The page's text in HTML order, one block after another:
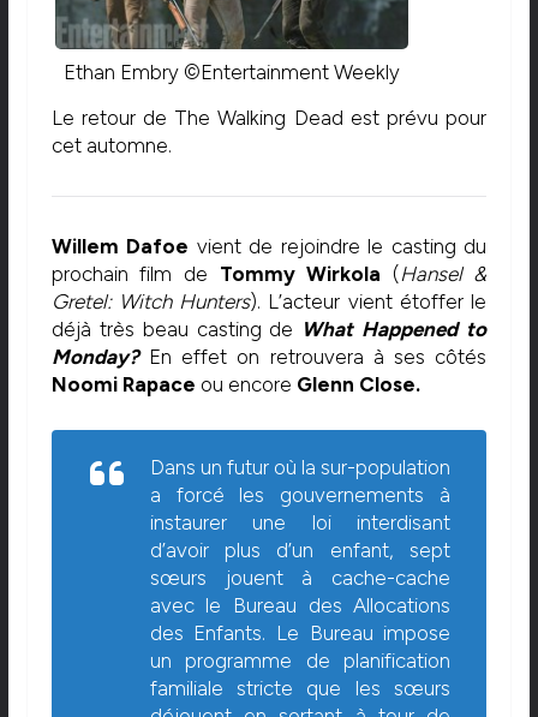
Ethan Embry ©Entertainment Weekly
Le retour de The Walking Dead est prévu pour
cet automne.
Willem Dafoe vient de rejoindre le casting du
prochain film de Tommy Wirkola (Hansel &
Gretel: Witch Hunters). L’acteur vient étoffer le
déjà très beau casting de What Happened to
Monday? En effet on retrouvera à ses côtés
Noomi Rapace ou encore Glenn Close.
Dans un futur où la sur-population
a forcé les gouvernements à
instaurer une loi interdisant
d’avoir plus d’un enfant, sept
sœurs jouent à cache-cache
avec le Bureau des Allocations
des Enfants. Le Bureau impose
un programme de planification
familiale stricte que les sœurs